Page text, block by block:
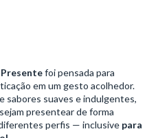
foi pensada para
em um gesto acolhedor.
sabores suaves e indulgentes,
presentear de forma
perfis — inclusive para